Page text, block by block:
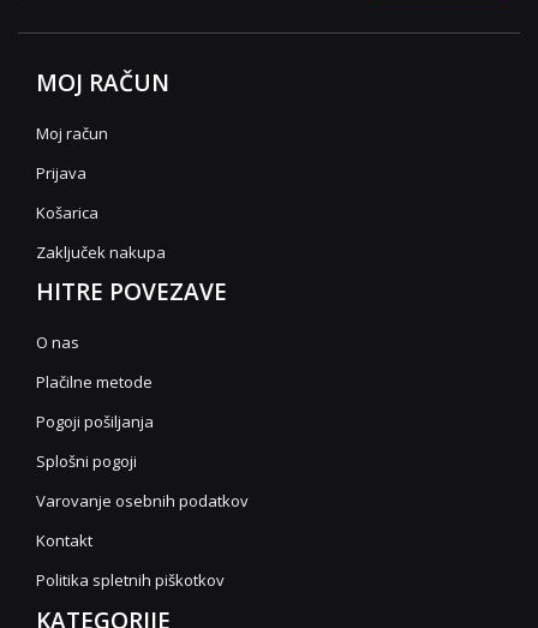
MOJ RAČUN
Moj račun
Prijava
Košarica
Zaključek nakupa
HITRE POVEZAVE
O nas
Plačilne metode
Pogoji pošiljanja
Splošni pogoji
Varovanje osebnih podatkov
Kontakt
Politika spletnih piškotkov
KATEGORIJE